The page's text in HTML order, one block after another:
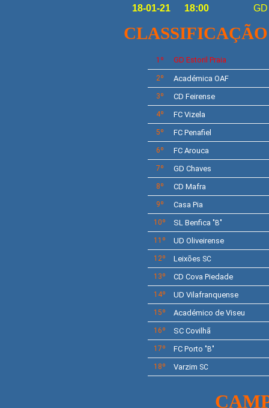
18-01-21
18:00
1º GD Estoril Praia
2º Académica OAF
3º CD Feirense
4º FC Vizela
5º FC Penafiel
6º FC Arouca
7º GD Chaves
8º CD Mafra
9º Casa Pia
10º SL Benfica "B"
11º UD Oliveirense
12º Leixões SC
13º CD Cova Piedade
14º UD Vilafranquense
15º Académico de Viseu
16º SC Covilhã
17º FC Porto "B"
18º Varzim SC